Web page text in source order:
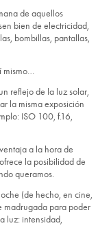
de aquellos
bien de electricidad,
bombillas, pantallas,
mismo…
reflejo de la luz solar,
la misma exposición
ISO 100, f.16,
a la hora de
la posibilidad de
queramos.
(de hecho, en cine,
madrugada para poder
luz: intensidad,